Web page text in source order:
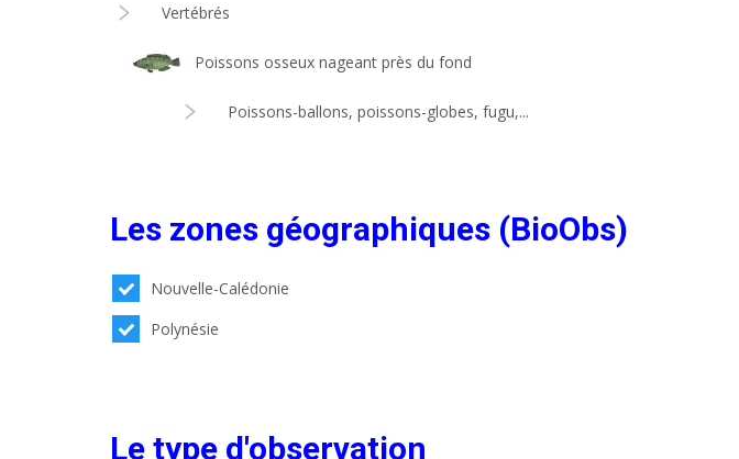
Vertébrés
Poissons osseux nageant près du fond
Poissons-ballons, poissons-globes, fugu,...
Les zones géographiques (BioObs)
Nouvelle-Calédonie
Polynésie
Le type d'observation